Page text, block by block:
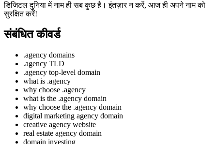
डिजिटल दुनिया में नाम ही सब कुछ है। इंतज़ार न करें, आज ही अपने नाम को
सुरक्षित करें!
संबंधित कीवर्ड
.agency domains
.agency TLD
.agency top-level domain
what is .agency
why choose .agency
what is the .agency domain
why choose the .agency domain
digital marketing agency domain
creative agency website
real estate agency domain
domain investing